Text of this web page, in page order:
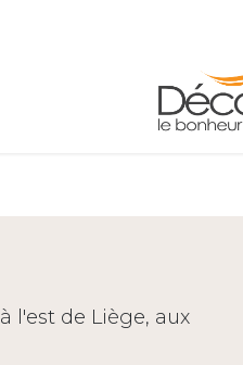
l'est de Liège, aux